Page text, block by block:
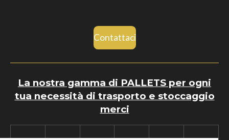
Contattaci
La nostra gamma di PALLETS per ogni
tua necessità di trasporto e stoccaggio
merci